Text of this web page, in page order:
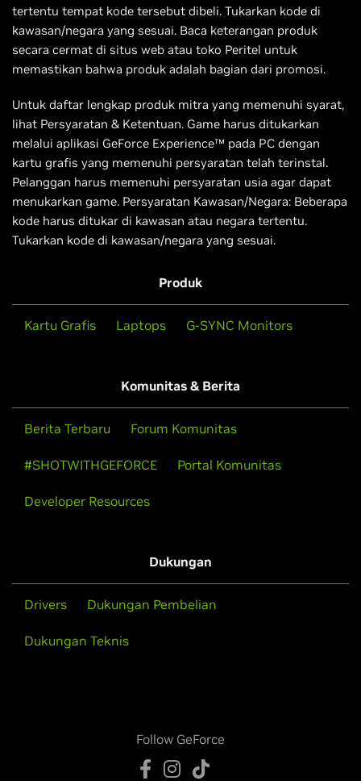
tertentu tempat kode tersebut dibeli. Tukarkan kode di
kawasan/negara yang sesuai. Baca keterangan produk
secara cermat di situs web atau toko Peritel untuk
memastikan bahwa produk adalah bagian dari promosi.
Untuk daftar lengkap produk mitra yang memenuhi syarat,
lihat Persyaratan & Ketentuan. Game harus ditukarkan
melalui aplikasi GeForce Experience™ pada PC dengan
kartu grafis yang memenuhi persyaratan telah terinstal.
Pelanggan harus memenuhi persyaratan usia agar dapat
menukarkan game. Persyaratan Kawasan/Negara: Beberapa
kode harus ditukar di kawasan atau negara tertentu.
Tukarkan kode di kawasan/negara yang sesuai.
Produk
Kartu Grafis Laptops G-SYNC Monitors
Komunitas & Berita
Berita Terbaru Forum Komunitas
#SHOTWITHGEFORCE Portal Komunitas
Developer Resources
Dukungan
Drivers Dukungan Pembelian
Dukungan Teknis
Follow GeForce